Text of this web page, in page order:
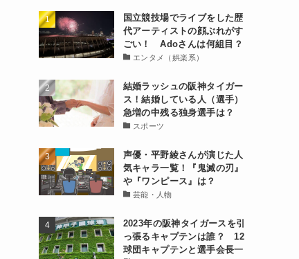
国立競技場でライブをした歴
代アーティストの顔ぶれがす
ごい！ Adoさんは何組目？
エンタメ（娯楽系）
結婚ラッシュの阪神タイガー
ス！結婚している人（選手）
急増の中残る独身選手は？
スポーツ
声優・平野綾さんが演じた人
気キャラ一覧！『鬼滅の刃』
や『ワンピース』は？
芸能・人物
2023年の阪神タイガースを引
っ張るキャプテンは誰？ 12
球団キャプテンと選手会長一